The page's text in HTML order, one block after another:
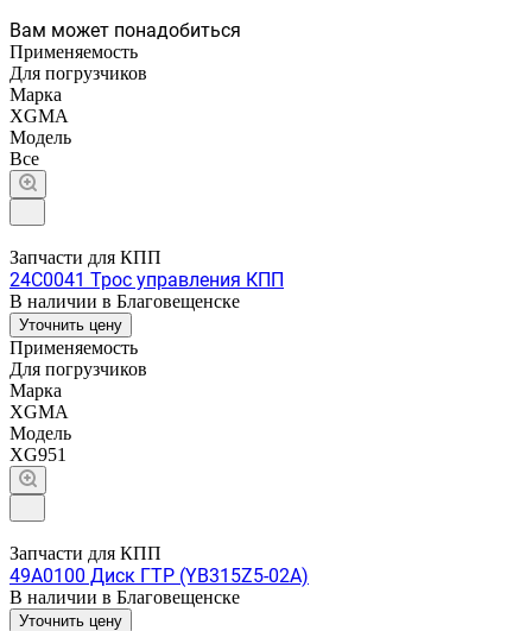
Вам может понадобиться
Применяемость
Для погрузчиков
Марка
XGMA
Модель
Все
Запчасти для КПП
24C0041 Трос управления КПП
В наличии в Благовещенске
Уточнить цену
Применяемость
Для погрузчиков
Марка
XGMA
Модель
XG951
Запчасти для КПП
49A0100 Диск ГТР (YB315Z5-02A)
В наличии в Благовещенске
Уточнить цену